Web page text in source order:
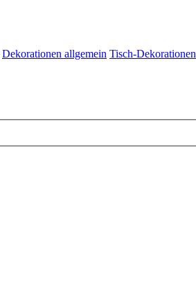
Dekorationen allgemein Tisch-Dekorationen